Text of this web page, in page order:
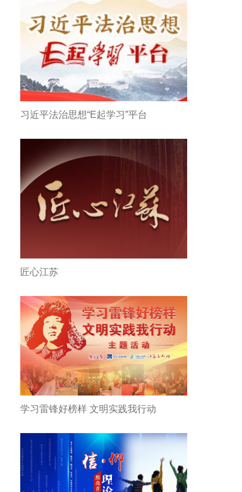
习近平法治思想“E起学习”平台
匠心江苏
学习雷锋好榜样 文明实践我行动